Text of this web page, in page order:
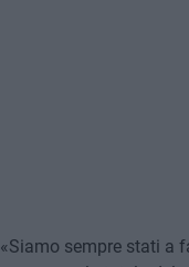
«Siamo sempre stati a